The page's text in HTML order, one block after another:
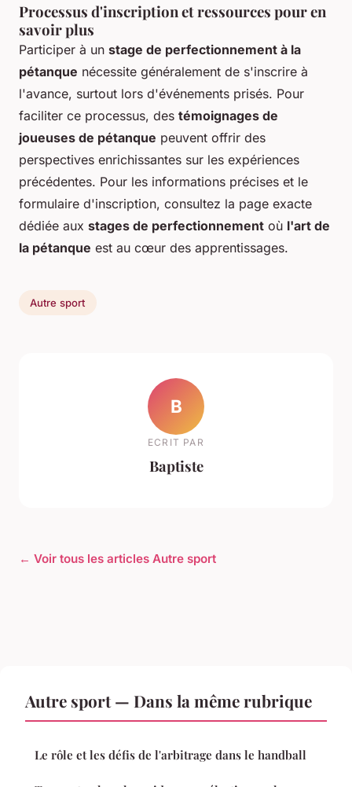
Processus d'inscription et ressources pour en
savoir plus
Participer à un stage de perfectionnement à la
pétanque nécessite généralement de s'inscrire à
l'avance, surtout lors d'événements prisés. Pour
faciliter ce processus, des témoignages de
joueuses de pétanque peuvent offrir des
perspectives enrichissantes sur les expériences
précédentes. Pour les informations précises et le
formulaire d'inscription, consultez la page exacte
dédiée aux stages de perfectionnement où l'art de
la pétanque est au cœur des apprentissages.
Autre sport
B
ECRIT PAR
Baptiste
← Voir tous les articles Autre sport
Autre sport — Dans la même rubrique
Le rôle et les défis de l'arbitrage dans le handball